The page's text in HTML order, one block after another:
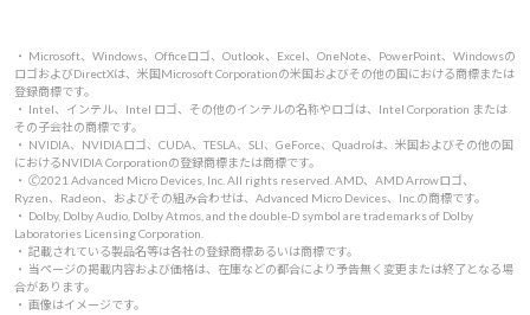
・ Microsoft、Windows、Officeロゴ、Outlook、Excel、OneNote、PowerPoint、Windowsの
ロゴおよびDirectXは、米国Microsoft Corporationの米国およびその他の国における商標または
登録商標です。
・ Intel、インテル、Intel ロゴ、その他のインテルの名称やロゴは、Intel Corporation または
その子会社の商標です。
・ NVIDIA、NVIDIAロゴ、CUDA、TESLA、SLI、GeForce、Quadroは、米国およびその他の国
におけるNVIDIA Corporationの登録商標または商標です。
・ 🄫2021 Advanced Micro Devices, Inc. All rights reserved. AMD、AMD Arrowロゴ、
Ryzen、Radeon、およびその組み合わせは、Advanced Micro Devices、Inc.の商標です。
・ Dolby, Dolby Audio, Dolby Atmos, and the double-D symbol are trademarks of Dolby
Laboratories Licensing Corporation.
・ 記載されている製品名等は各社の登録商標あるいは商標です。
・ 当ページの掲載内容および価格は、在庫などの都合により予告無く変更または終了となる場
合があります。
・ 画像はイメージです。